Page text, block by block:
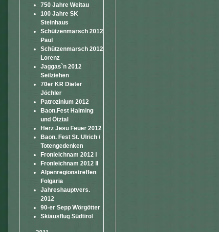
750 Jahre Weitau
100 Jahre SK
Steinhaus
Schützenmarsch 2012
Paul
Schützenmarsch 2012
Lorenz
Jaggas`n 2012
Seilziehen
70er KR Dieter
Jöchler
Patrozinium 2012
Baon.Fest Haiming
und Ötztal
Herz Jesu Feuer 2012
Baon. Fest St. Ulrich /
Totengedenken
Fronleichnam 2012 I
Fronleichnam 2012 II
Alpenregionstreffen
Folgaria
Jahreshauptvers.
2012
90-er Sepp Wörgötter
Skiausflug Südtirol